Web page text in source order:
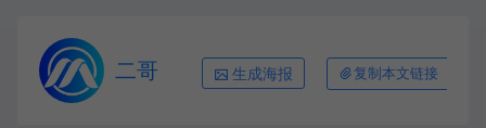
二哥 生成海报 复制本文链接